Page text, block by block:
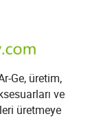
üretim, satış
Ge, üretim,
ve
üretmeye